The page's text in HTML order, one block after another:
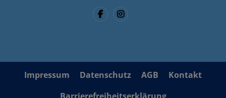
Impressum Datenschutz AGB
Kontakt